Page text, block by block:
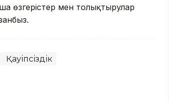
өзгерістер мен толықтырулар
Қауіпсіздік